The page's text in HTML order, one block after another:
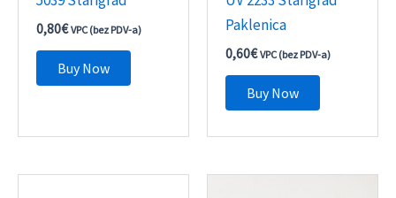
0,80€ VPC (bez PDV-a)
Buy Now
Paklenica
0,60€ VPC (bez PDV-a)
Buy Now